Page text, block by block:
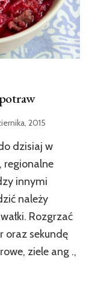
2015
dzisiaj w
regionalne
innymi
należy
Rozgrzać
oraz sekundę
ziele ang .,